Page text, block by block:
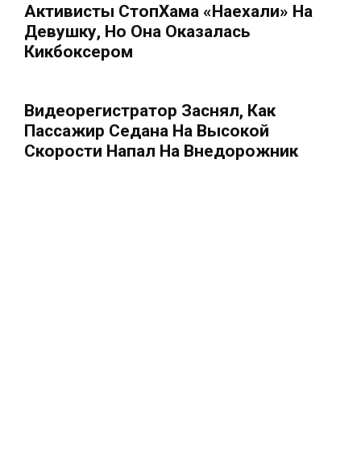
Активисты СтопХама «наехали» На
Девушку, Но Она Оказалась
Кикбоксером
Видеорегистратор Заснял, Как
Пассажир Седана На Высокой
Скорости Напал На Внедорожник